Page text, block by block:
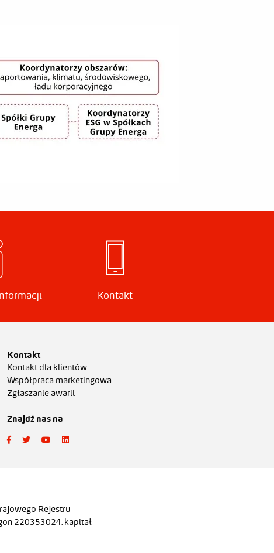
Kontakt
Kontakt
Kontakt dla klientów
Współpraca marketingowa
Zgłaszanie awarii
Znajdź nas na
Rejestru
220353024, kapitał